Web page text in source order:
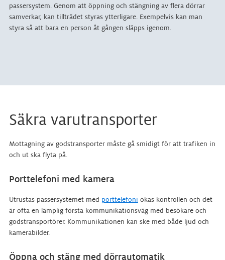
passersystem. Genom att öppning och stängning av flera dörrar
samverkar, kan tillträdet styras ytterligare. Exempelvis kan man
styra så att bara en person åt gången släpps igenom.
Säkra varutransporter
Mottagning av godstransporter måste gå smidigt för att trafiken in
och ut ska flyta på.
Porttelefoni med kamera
Utrustas passersystemet med porttelefoni ökas kontrollen och det
är ofta en lämplig första kommunikationsväg med besökare och
godstransportörer. Kommunikationen kan ske med både ljud och
kamerabilder.
Öppna och stäng med dörrautomatik